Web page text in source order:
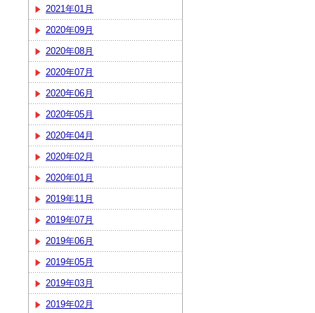
2021年01月
2020年09月
2020年08月
2020年07月
2020年06月
2020年05月
2020年04月
2020年02月
2020年01月
2019年11月
2019年07月
2019年06月
2019年05月
2019年03月
2019年02月